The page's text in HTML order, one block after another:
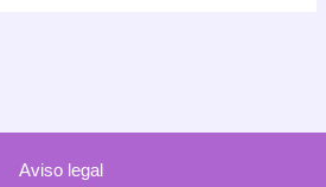
Aviso legal